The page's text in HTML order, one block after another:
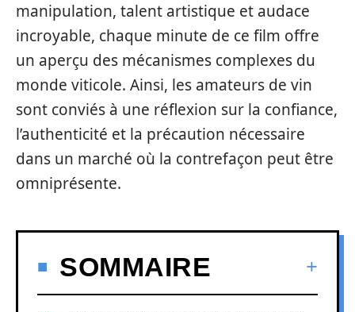
manipulation, talent artistique et audace
incroyable, chaque minute de ce film offre
un aperçu des mécanismes complexes du
monde viticole. Ainsi, les amateurs de vin
sont conviés à une réflexion sur la confiance,
l’authenticité et la précaution nécessaire
dans un marché où la contrefaçon peut être
omniprésente.
SOMMAIRE